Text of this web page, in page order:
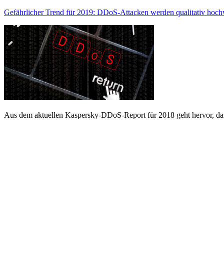
Gefährlicher Trend für 2019: DDoS-Attacken werden qualitativ
Aus dem aktuellen Kaspersky-DDoS-Report für 2018 geht hervor,